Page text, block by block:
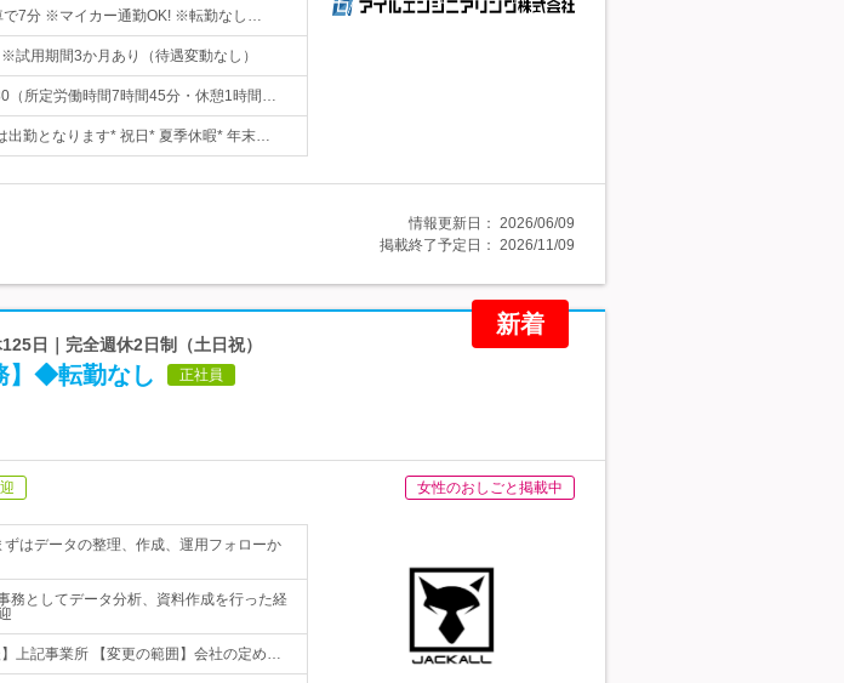
で7分 ※マイカー通勤OK! ※転勤なし…
用期間3か月あり（待遇変動なし）
（所定労働時間7時間45分・休憩1時間…
出勤となります* 祝日* 夏季休暇* 年末…
情報更新日： 2026/06/09
掲載終了予定日： 2026/11/09
新着
日｜完全週休2日制（土日祝）
】◆転勤なし 正社員
女性のおしごと掲載中
はデータの整理、作成、運用フォローか
務としてデータ分析、資料作成を行った経
上記事業所 【変更の範囲】会社の定め…